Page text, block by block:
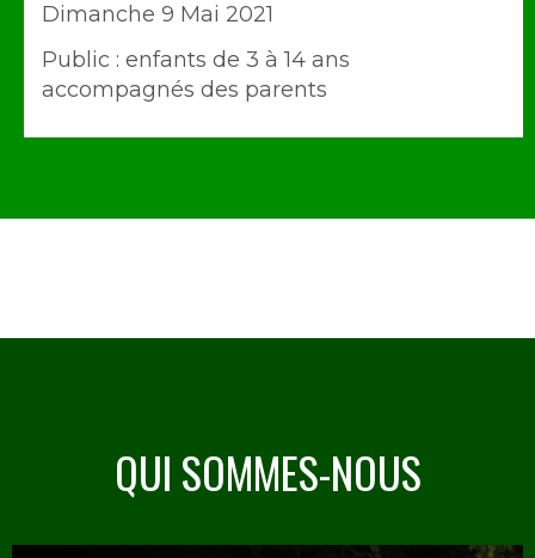
Dimanche 9 Mai 2021
Public : enfants de 3 à 14 ans
accompagnés des parents
QUI SOMMES-NOUS